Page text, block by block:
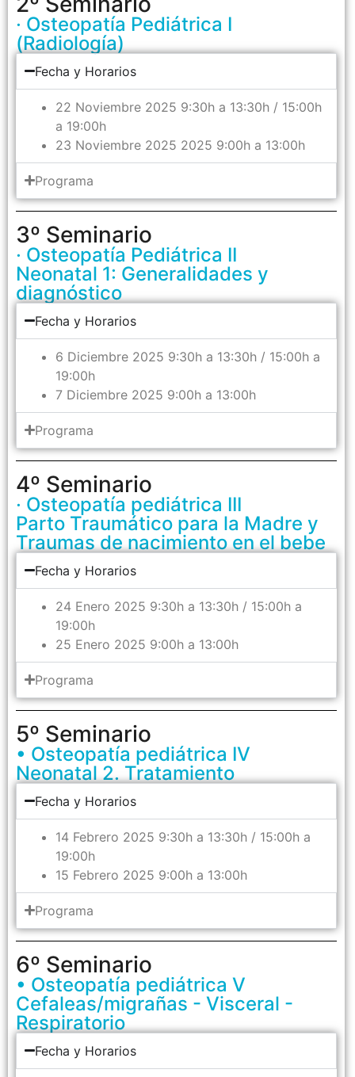
· Osteopatía Pediátrica I
(Radiología)
Fecha y Horarios
22 Noviembre 2025 9:30h a 13:30h / 15:00h
a 19:00h
23 Noviembre 2025 2025 9:00h a 13:00h
Programa
3º Seminario
· Osteopatía Pediátrica II
Neonatal 1: Generalidades y
diagnóstico
Fecha y Horarios
6 Diciembre 2025 9:30h a 13:30h / 15:00h a
19:00h
7 Diciembre 2025 9:00h a 13:00h
Programa
4º Seminario
· Osteopatía pediátrica III
Parto Traumático para la Madre y
Traumas de nacimiento en el bebe
Fecha y Horarios
24 Enero 2025 9:30h a 13:30h / 15:00h a
19:00h
25 Enero 2025 9:00h a 13:00h
Programa
5º Seminario
• Osteopatía pediátrica IV
Neonatal 2. Tratamiento
Fecha y Horarios
14 Febrero 2025 9:30h a 13:30h / 15:00h a
19:00h
15 Febrero 2025 9:00h a 13:00h
Programa
6º Seminario
• Osteopatía pediátrica V
Cefaleas/migrañas - Visceral -
Respiratorio
Fecha y Horarios